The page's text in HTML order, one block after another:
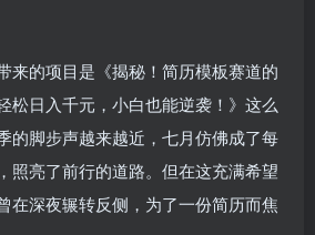
来的项目是《揭秘！简历模板赛道的
松日入千元，小白也能逆袭！》这么
的脚步声越来越近，七月仿佛成了每
照亮了前行的道路。但在这充满希望
在深夜辗转反侧，为了一份简历而焦